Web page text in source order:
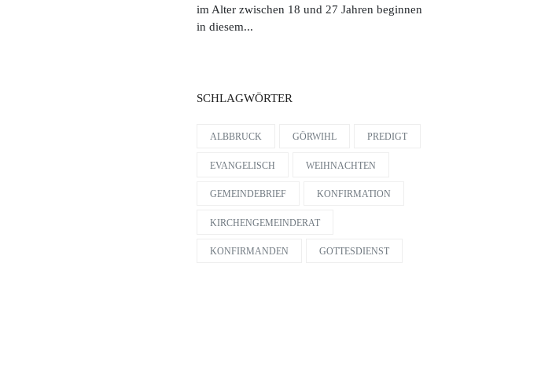
im Alter zwischen 18 und 27 Jahren beginnen
in diesem...
SCHLAGWÖRTER
ALBBRUCK GÖRWIHL PREDIGT
EVANGELISCH WEIHNACHTEN
GEMEINDEBRIEF KONFIRMATION
KIRCHENGEMEINDERAT
KONFIRMANDEN GOTTESDIENST